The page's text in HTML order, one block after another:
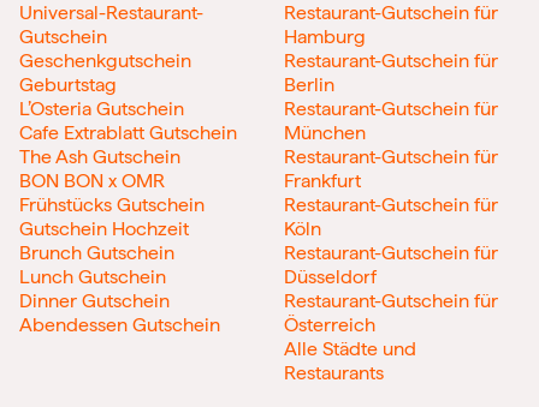
Universal-Restaurant-
Gutschein
Geschenkgutschein
Geburtstag
L’Osteria Gutschein
Cafe Extrablatt Gutschein
The Ash Gutschein
BON BON x OMR
Frühstücks Gutschein
Gutschein Hochzeit
Brunch Gutschein
Lunch Gutschein
Dinner Gutschein
Abendessen Gutschein
Restaurant-Gutschein für
Hamburg
Restaurant-Gutschein für
Berlin
Restaurant-Gutschein für
München
Restaurant-Gutschein für
Frankfurt
Restaurant-Gutschein für
Köln
Restaurant-Gutschein für
Düsseldorf
Restaurant-Gutschein für
Österreich
Alle Städte und
Restaurants